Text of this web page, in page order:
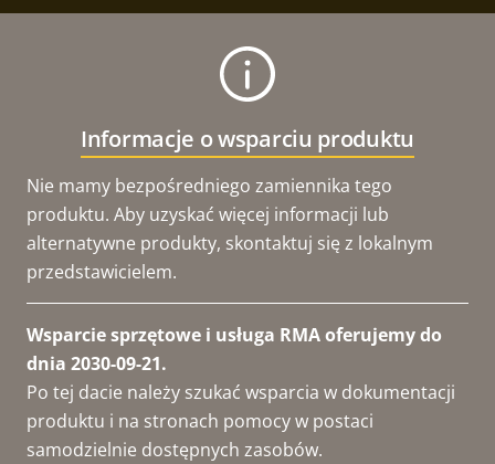
Informacje o wsparciu produktu
Nie mamy bezpośredniego zamiennika tego
produktu. Aby uzyskać więcej informacji lub
alternatywne produkty, skontaktuj się z lokalnym
przedstawicielem.
Wsparcie sprzętowe i usługa RMA oferujemy do
dnia 2030-09-21.
Po tej dacie należy szukać wsparcia w dokumentacji
produktu i na stronach pomocy w postaci
samodzielnie dostępnych zasobów.